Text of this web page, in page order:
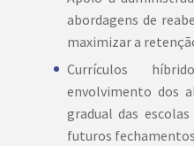
abordagens de
maximizar a
Currículos
envolvimento dos
gradual das
futuros